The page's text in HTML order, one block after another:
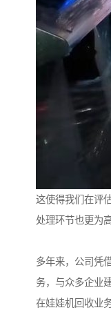
这使得我们在评
处理环节也更为
多年来，公司凭
务，与众多企业
在娃娃机回收业